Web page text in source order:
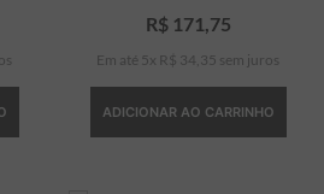
R$ 171 75
Em até 5 x R$ 34 35 sem juros
ADICIONAR AO CARRINHO